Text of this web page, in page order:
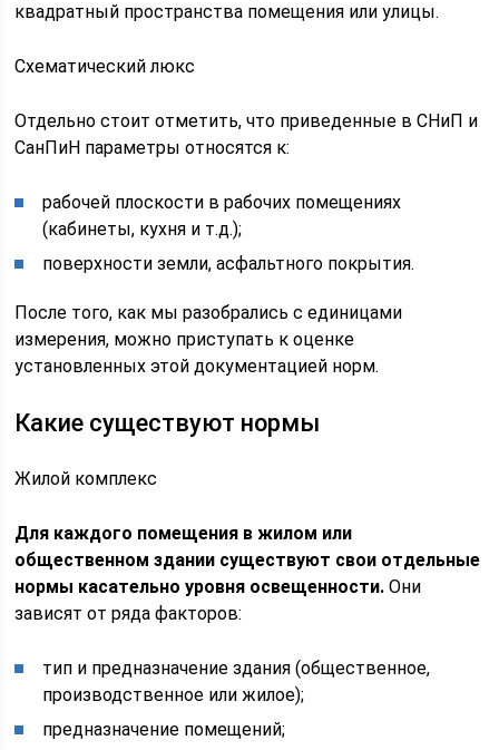
квадратный пространства помещения или улицы.
Схематический люкс
Отдельно стоит отметить, что приведенные в СНиП и
СанПиН параметры относятся к:
рабочей плоскости в рабочих помещениях
(кабинеты, кухня и т.д.);
поверхности земли, асфальтного покрытия.
После того, как мы разобрались с единицами
измерения, можно приступать к оценке
установленных этой документацией норм.
Какие существуют нормы
Жилой комплекс
Для каждого помещения в жилом или
общественном здании существуют свои отдельные
нормы касательно уровня освещенности. Они
зависят от ряда факторов:
тип и предназначение здания (общественное,
производственное или жилое);
предназначение помещений;